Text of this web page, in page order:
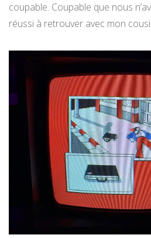
coupable. Coupable que nous
réussi à retrouver avec mon